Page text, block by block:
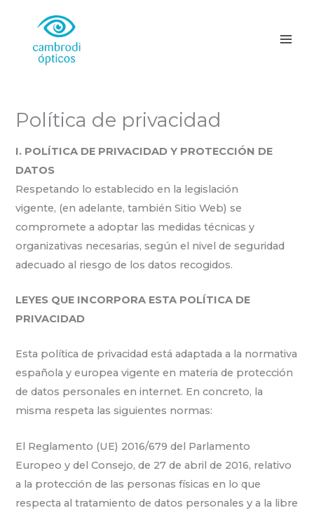
contenido
Política de privacidad
I. POLÍTICA DE PRIVACIDAD Y PROTECCIÓN DE
DATOS
Respetando lo establecido en la legislación
vigente, (en adelante, también Sitio Web) se
compromete a adoptar las medidas técnicas y
organizativas necesarias, según el nivel de seguridad
adecuado al riesgo de los datos recogidos.
LEYES QUE INCORPORA ESTA POLÍTICA DE
PRIVACIDAD
Esta política de privacidad está adaptada a la normativa
española y europea vigente en materia de protección
de datos personales en internet. En concreto, la
misma respeta las siguientes normas:
El Reglamento (UE) 2016/679 del Parlamento
Europeo y del Consejo, de 27 de abril de 2016, relativo
a la protección de las personas físicas en lo que
respecta al tratamiento de datos personales y a la libre